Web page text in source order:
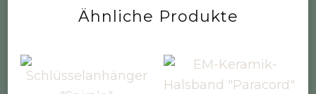
Ähnliche Produkte